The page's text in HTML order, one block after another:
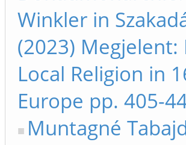
Winkler in
(2023)
Local Religion in
Europe pp. 405-
Muntagné